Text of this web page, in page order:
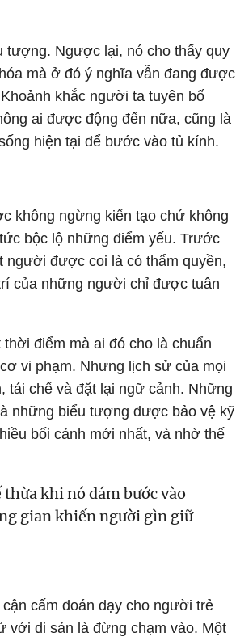
tượng. Ngược lại, nó cho thấy quy
mà ở đó ý nghĩa vẫn đang được
khắc người ta tuyên bố
ai được động đến nữa, cũng là
hiện tại để bước vào tủ kính.
không ngừng kiến tạo chứ không
bộc lộ những điểm yếu. Trước
người được coi là có thẩm quyền,
của những người chỉ được tuân
điểm mà ai đó cho là chuẩn
vi phạm. Nhưng lịch sử của mọi
tái chế và đặt lại ngữ cảnh. Những
những biểu tượng được bảo vệ kỹ
bối cảnh mới nhất, và nhờ thế
khi nó dám bước vào
gian khiến người gìn giữ
cấm đoán dạy cho người trẻ
với di sản là đừng chạm vào. Một